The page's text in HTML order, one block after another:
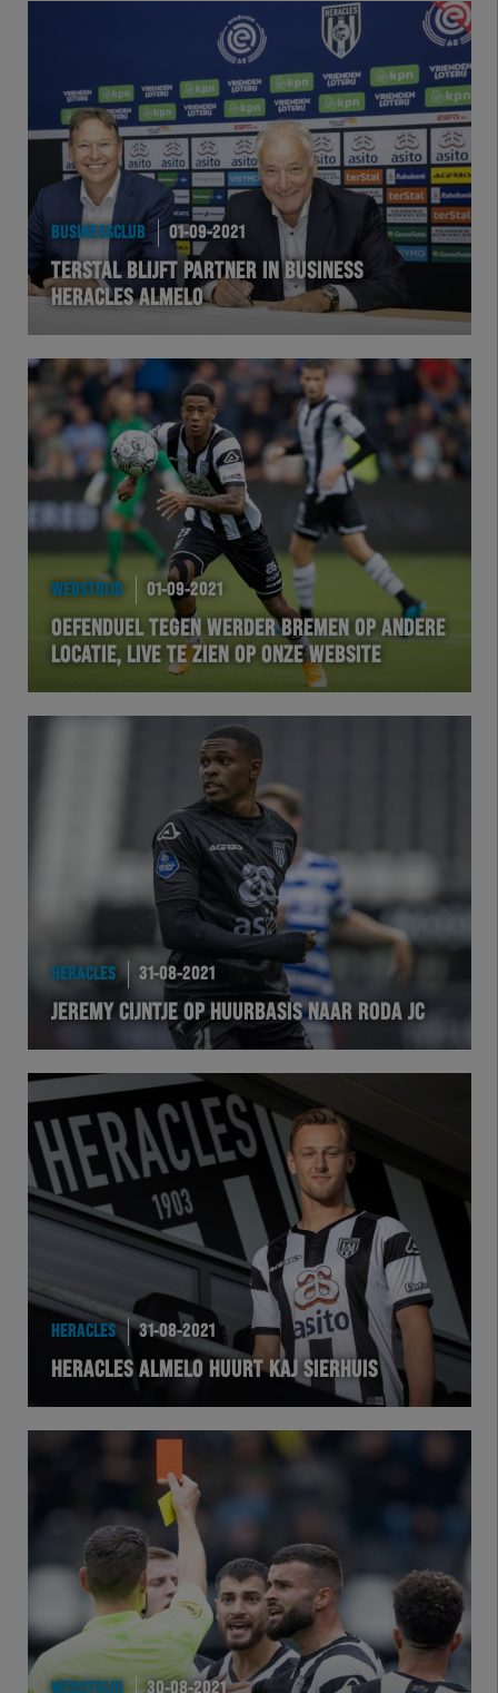
BUSINESSCLUB 01-09-2021
TERSTAL BLIJFT PARTNER IN BUSINESS
HERACLES ALMELO
WEDSTRIJD 01-09-2021
OEFENDUEL TEGEN WERDER BREMEN OP ANDERE
LOCATIE, LIVE TE ZIEN OP ONZE WEBSITE
HERACLES 31-08-2021
JEREMY CIJNTJE OP HUURBASIS NAAR RODA JC
HERACLES 31-08-2021
HERACLES ALMELO HUURT KAJ SIERHUIS
WEDSTRIJD 30-08-2021